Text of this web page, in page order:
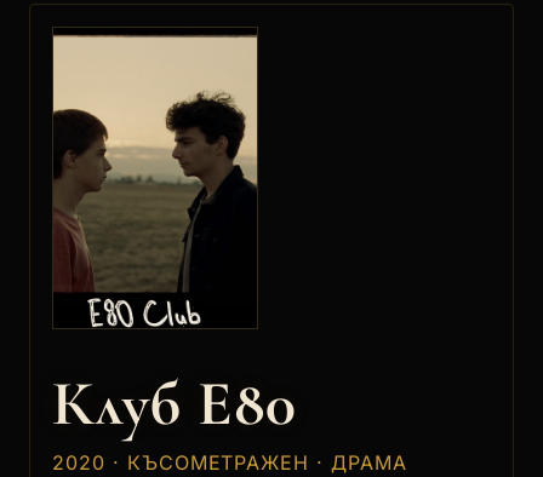
Клуб Е80
2020 · КЪСОМЕТРАЖЕН · ДРАМА